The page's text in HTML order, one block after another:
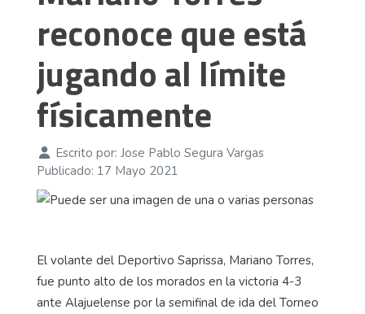
reconoce que está
jugando al límite
físicamente
Escrito por: Jose Pablo Segura Vargas
Publicado: 17 Mayo 2021
El volante del Deportivo Saprissa, Mariano Torres,
fue punto alto de los morados en la victoria 4-3
ante Alajuelense por la semifinal de ida del Torneo